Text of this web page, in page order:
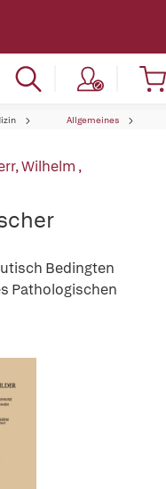
Allgemeines
Wilhelm ,
Bedingten
Pathologischen